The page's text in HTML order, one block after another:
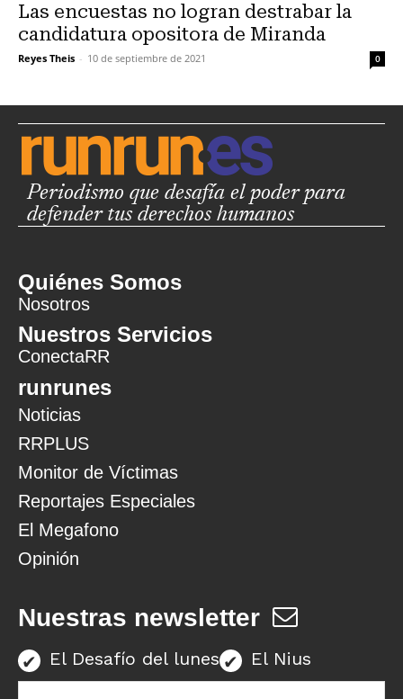
Las encuestas no logran destrabar la
candidatura opositora de Miranda
Reyes Theis - 10 de septiembre de 2021 0
Periodismo que desafía el poder para
defender tus derechos humanos
Quiénes Somos
Nosotros
Nuestros Servicios
ConectaRR
runrunes
Noticias
RRPLUS
Monitor de Víctimas
Reportajes Especiales
El Megafono
Opinión
Nuestras newsletter
El Desafío del lunes El Nius